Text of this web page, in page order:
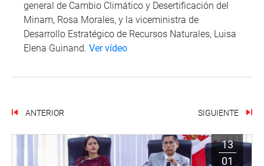
general de Cambio Climático y Desertificación del
Minam, Rosa Morales, y la viceministra de
Desarrollo Estratégico de Recursos Naturales, Luisa
Elena Guinand. Ver vídeo
ANTERIOR SIGUIENTE
13
01